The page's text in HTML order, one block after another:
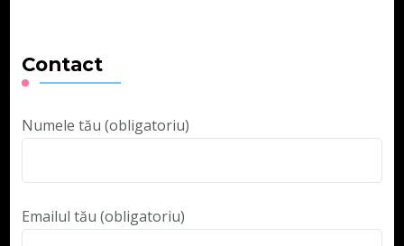
Contact
Numele tău (obligatoriu)
Emailul tău (obligatoriu)